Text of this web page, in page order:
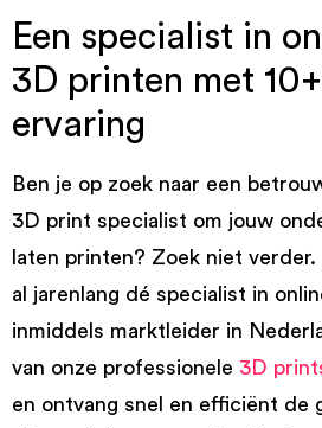
Een specialist in
3D printen met
ervaring
Ben je op zoek naar een
3D print specialist om jouw
laten printen? Zoek niet verder.
al jarenlang dé specialist in
inmiddels marktleider in
van onze professionele 3D
en ontvang snel en efficiënt de